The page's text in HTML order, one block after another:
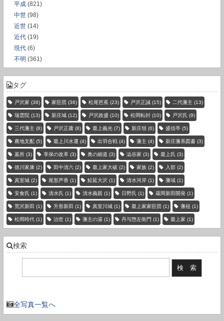
平成 (821)
中世 (98)
近世 (14)
近代 (19)
現代 (6)
不明 (361)
タグ
戸沢家 (38) 家臣団 (36) 松尾芭蕉 (23) 戸沢正誠 (15) 二代藩主 (13)
瑞雲院 (13) 新庄城 (12) 戸沢政盛 (10) 松岡転封 (10) 戸沢氏 (9)
三代藩主 (8) 戸沢正庸 (8) 最上義光 (7) 新庄領 (6) 盛信亭 (5)
農地支配 (5) 最上川水運 (4) 出羽合戦 (4) 藩主 (4) 新庄藩系図書 (3)
墓所 (3) 享保の改革 (3) 奥の細道 (3) 澁谷家 (3) 最上氏 (3)
徳川家康 (2) 田中清六 (2) 最上家大破 (2) 家族 (2) 入部 (2)
真室城 (2) 尾形芦香 (1) 鮭延大沢 (1) 清水河岸 (1) 藩域 (1)
安食氏 (1) 清水氏 (1) 清水義親 (1) 日野氏 (1) 蔵岡新田開発 (1)
荒沢新田 (1) 升形新田 (1) 真室川城 (1) 最上家家臣団 (1) 藩祖 (1)
松岡時代 (1) 治世 (1) 藩主の湯 (1) 丹与惣左衛門 (1) 最上家 (1)
検索
全写真一覧へ